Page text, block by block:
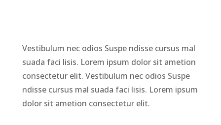
Vestibulum nec odios Suspe ndisse cursus mal
suada faci lisis. Lorem ipsum dolor sit ametion
consectetur elit. Vestibulum nec odios Suspe
ndisse cursus mal suada faci lisis. Lorem ipsum
dolor sit ametion consectetur elit.